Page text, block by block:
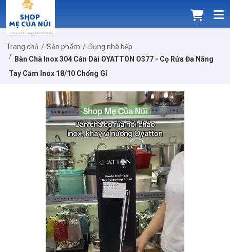
Trang chủ Sản phẩm
Dụng nhà bếp
Bàn Chà Inox 304 Cán Dài OYATTON O377 - Cọ Rửa Đa Năng
Tay Cầm Inox 18/10 Chống Gỉ